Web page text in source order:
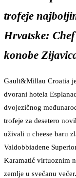
trofeje
Hrvatske:
konobe
Gault&Millau Croatia
dvorani hotela
dvojezičnog
trofeje za desetero
uživali u cheese baru
Valdobbiadene
Karamatić virtuoznim
zemlje u svečanu